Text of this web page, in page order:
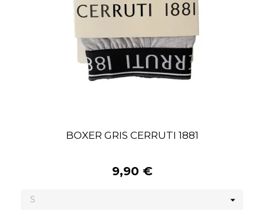
BOXER GRIS CERRUTI 1881
9,90 €